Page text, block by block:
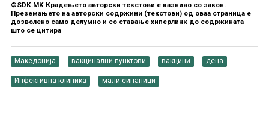
©SDK.MK Крадењето авторски текстови е казниво со закон.
Преземањето на авторски содржини (текстови) од оваа страница е
дозволено само делумно и со ставање хиперлинк до содржината
што се цитира
Македонија вакцинални пунктови вакцини деца
Инфективна клиника мали сипаници